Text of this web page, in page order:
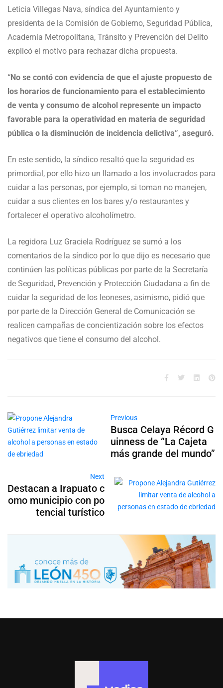
Leticia Villegas Nava, síndica del Ayuntamiento y
presidenta de la Comisión de Gobierno, Seguridad Pública,
Academia Metropolitana, Tránsito y Prevención del Delito
explicó el motivo para rechazar dicha propuesta.
“No se contó con evidencia de que el ajuste propuesto de
los horarios de funcionamiento para el establecimiento
de venta y consumo de alcohol represente un impacto
favorable para la operatividad en materia de seguridad
pública o la disminución de incidencia delictiva”, aseguró.
En este sentido, la síndico resaltó que la seguridad es
primordial, por ello hizo un llamado a los involucrados para
cuidar a las personas, por ejemplo, si toman no manejen,
cuidar a sus clientes en los bares y/o restaurantes y
fortalecer el operativo alcoholímetro.
La regidora Luz Graciela Rodríguez se sumó a los
comentarios de la síndico por lo que dijo es necesario que
continúen las políticas públicas por parte de la Secretaría
de Seguridad, Prevención y Protección Ciudadana a fin de
cuidar la seguridad de los leoneses, asimismo, pidió que
por parte de la Dirección General de Comunicación se
realicen campañas de concientización sobre los efectos
negativos que tiene el consumo del alcohol.
Previous
Busca Celaya Récord G
uinness de “La Cajeta
más grande del mundo”
Next
Destacan a Irapuato c
omo municipio con po
tencial turístico